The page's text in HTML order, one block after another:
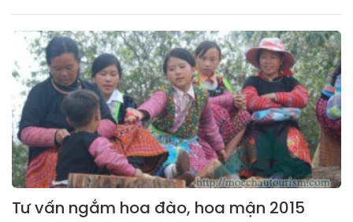
Tư vấn ngắm hoa đào, hoa mận 2015